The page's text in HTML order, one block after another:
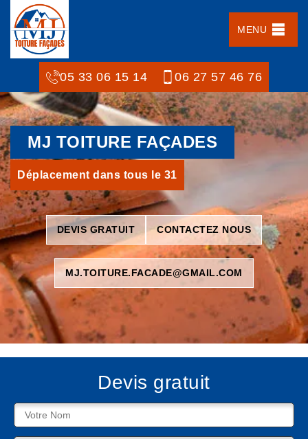
MENU
05 33 06 15 14 06 27 57 46 76
MJ TOITURE FAÇADES
Déplacement dans tous le 31
DEVIS GRATUIT CONTACTEZ NOUS
MJ.TOITURE.FACADE@GMAIL.COM
Devis gratuit